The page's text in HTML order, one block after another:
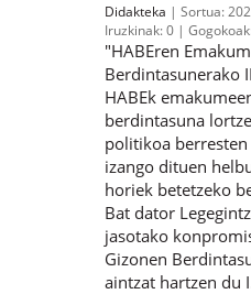
Didakteka Sortua:
Iruzkinak:0
"HABEren
Berdintasunerako
HABEk
berdintasuna
politikoa
izango dituen
horiek betetzeko
Bat dator
jasotako
Gizonen
aintzat hartzen du